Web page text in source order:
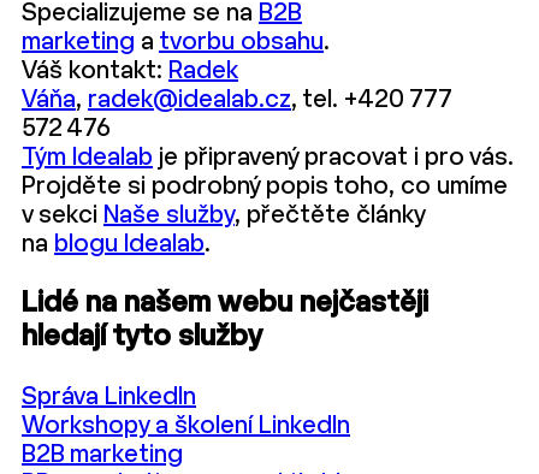
Specializujeme se na B2B
marketing a tvorbu obsahu.
Váš kontakt: Radek
Váňa, radek@idealab.cz, tel. +420 777
572 476
Tým Idealab je připravený pracovat i pro vás.
Projděte si podrobný popis toho, co umíme
v sekci Naše služby, přečtěte články
na blogu Idealab.
Lidé na našem webu nejčastěji
hledají tyto služby
Správa LinkedIn
Workshopy a školení LinkedIn
B2B marketing